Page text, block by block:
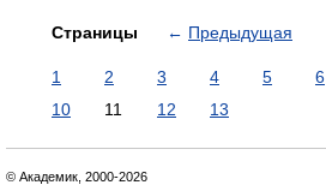
Страницы ← Предыдущая
1 2 3 4 5 6
10
11 12 13
© Академик, 2000-2026